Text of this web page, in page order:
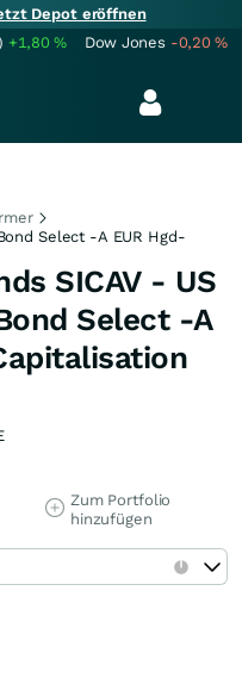
Depot eröffnen
+1,80% Dow Jones -0,20%
Select -A EUR Hgd-
SICAV - US
Select -A
Zum Portfolio
hinzufügen